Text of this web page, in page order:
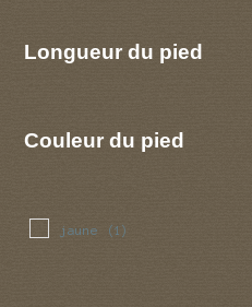
Longueur du pied
Couleur du pied
jaune (1)